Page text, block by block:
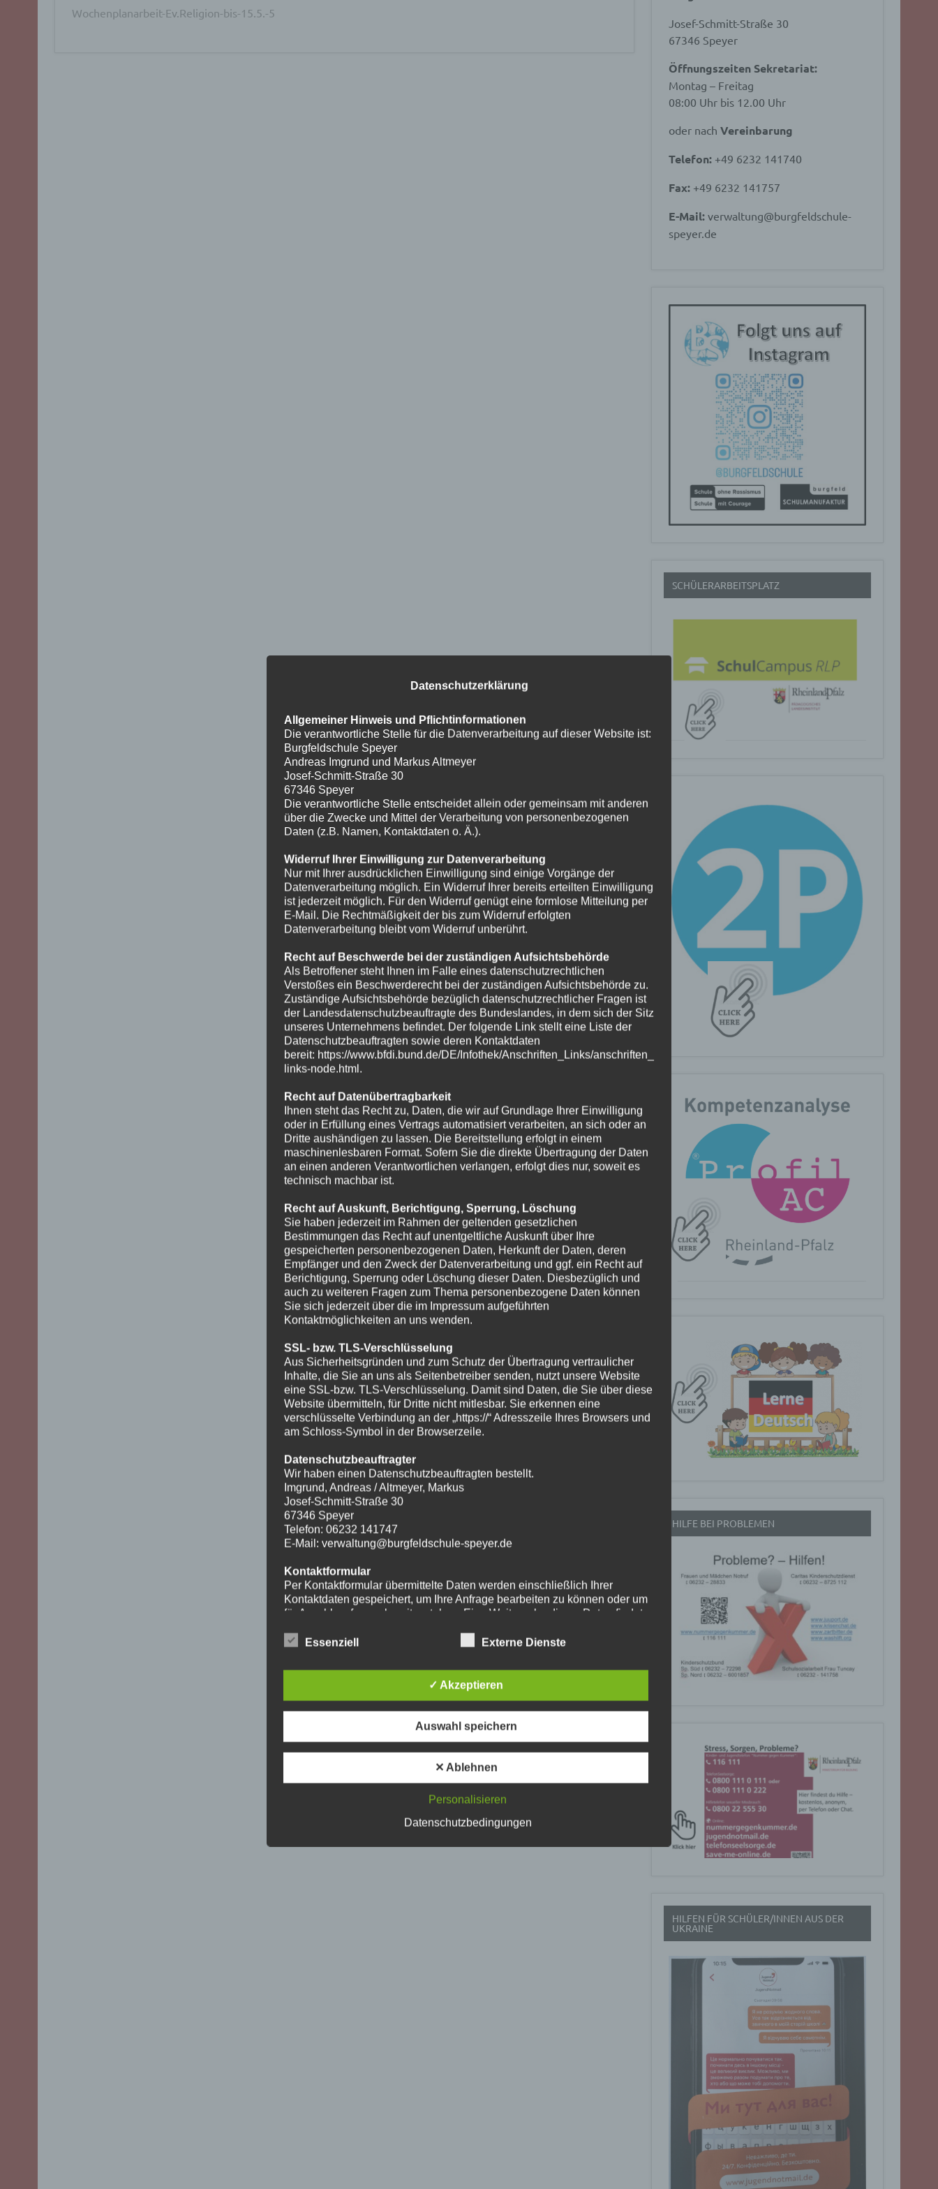
Wochenplanarbeit-Ev.Religion-bis-15.5.-5
Josef-Schmitt-Straße 30
67346 Speyer
Öffnungszeiten Sekretariat:
Montag – Freitag
08:00 Uhr bis 12.00 Uhr
oder nachVereinbarung
Telefon: +49 6232 141740
Fax: +49 6232 141757
E-Mail: verwaltung@burgfeldschule-
speyer.de
SCHÜLERARBEITSPLATZ
HILFE BEI PROBLEMEN
HILFEN FÜR SCHÜLER/INNEN AUS DER
UKRAINE
Datenschutzerklärung
Allgemeiner Hinweis und Pflichtinformationen
Die verantwortliche Stelle für die Datenverarbeitung auf dieser Website ist:
Burgfeldschule Speyer
Andreas Imgrund und Markus Altmeyer
Josef-Schmitt-Straße 30
67346 Speyer
Die verantwortliche Stelle entscheidet allein oder gemeinsam mit anderen
über die Zwecke und Mittel der Verarbeitung von personenbezogenen
Daten (z.B. Namen, Kontaktdaten o. Ä.).
Widerruf Ihrer Einwilligung zur Datenverarbeitung
Nur mit Ihrer ausdrücklichen Einwilligung sind einige Vorgänge der
Datenverarbeitung möglich. Ein Widerruf Ihrer bereits erteilten Einwilligung
ist jederzeit möglich. Für den Widerruf genügt eine formlose Mitteilung per
E-Mail. Die Rechtmäßigkeit der bis zum Widerruf erfolgten
Datenverarbeitung bleibt vom Widerruf unberührt.
Recht auf Beschwerde bei der zuständigen Aufsichtsbehörde
Als Betroffener steht Ihnen im Falle eines datenschutzrechtlichen
Verstoßes ein Beschwerderecht bei der zuständigen Aufsichtsbehörde zu.
Zuständige Aufsichtsbehörde bezüglich datenschutzrechtlicher Fragen ist
der Landesdatenschutzbeauftragte des Bundeslandes, in dem sich der Sitz
unseres Unternehmens befindet. Der folgende Link stellt eine Liste der
Datenschutzbeauftragten sowie deren Kontaktdaten
bereit: https://www.bfdi.bund.de/DE/Infothek/Anschriften_Links/anschriften_
links-node.html.
Recht auf Datenübertragbarkeit
Ihnen steht das Recht zu, Daten, die wir auf Grundlage Ihrer Einwilligung
oder in Erfüllung eines Vertrags automatisiert verarbeiten, an sich oder an
Dritte aushändigen zu lassen. Die Bereitstellung erfolgt in einem
maschinenlesbaren Format. Sofern Sie die direkte Übertragung der Daten
an einen anderen Verantwortlichen verlangen, erfolgt dies nur, soweit es
technisch machbar ist.
Recht auf Auskunft, Berichtigung, Sperrung, Löschung
Sie haben jederzeit im Rahmen der geltenden gesetzlichen
Bestimmungen das Recht auf unentgeltliche Auskunft über Ihre
gespeicherten personenbezogenen Daten, Herkunft der Daten, deren
Empfänger und den Zweck der Datenverarbeitung und ggf. ein Recht auf
Berichtigung, Sperrung oder Löschung dieser Daten. Diesbezüglich und
auch zu weiteren Fragen zum Thema personenbezogene Daten können
Sie sich jederzeit über die im Impressum aufgeführten
Kontaktmöglichkeiten an uns wenden.
SSL- bzw. TLS-Verschlüsselung
Aus Sicherheitsgründen und zum Schutz der Übertragung vertraulicher
Inhalte, die Sie an uns als Seitenbetreiber senden, nutzt unsere Website
eine SSL-bzw. TLS-Verschlüsselung. Damit sind Daten, die Sie über diese
Website übermitteln, für Dritte nicht mitlesbar. Sie erkennen eine
verschlüsselte Verbindung an der „https://“ Adresszeile Ihres Browsers und
am Schloss-Symbol in der Browserzeile.
Datenschutzbeauftragter
Wir haben einen Datenschutzbeauftragten bestellt.
Imgrund, Andreas / Altmeyer, Markus
Josef-Schmitt-Straße 30
67346 Speyer
Telefon: 06232 141747
E-Mail: verwaltung@burgfeldschule-speyer.de
Kontaktformular
Per Kontaktformular übermittelte Daten werden einschließlich Ihrer
Kontaktdaten gespeichert, um Ihre Anfrage bearbeiten zu können oder um
für Anschlussfragen bereitzustehen. Eine Weitergabe dieser Daten findet
Die Verarbeitung der in das Kontaktformular eingegebenen Daten erfolgt
DSGVO). Ein Widerruf Ihrer bereits erteilten Einwilligung ist jederzeit
möglich. Für den Widerruf genügt eine formlose Mitteilung per E-Mail. Die
Datenverarbeitungsvorgänge bleibt vom Widerruf unberührt.
Über das Kontaktformular übermittelte Daten verbleiben bei uns, bis Sie
uns zur Löschung auffordern, Ihre Einwilligung zur Speicherung widerrufen
oder keine Notwendigkeit der Datenspeicherung mehr besteht. Zwingende
gesetzliche Bestimmungen - insbesondere Aufbewahrungsfristen - bleiben
unberührt.
Für Integration und Darstellung von Videoinhalten nutzt unsere Website
Cherry Ave., San Bruno, CA 94066, USA.
Essenziell Externe Dienste
✓ Akzeptieren
Auswahl speichern
✕ Ablehnen
Personalisieren
Datenschutzbedingungen